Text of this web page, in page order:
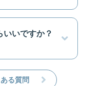
いいですか？
る質問